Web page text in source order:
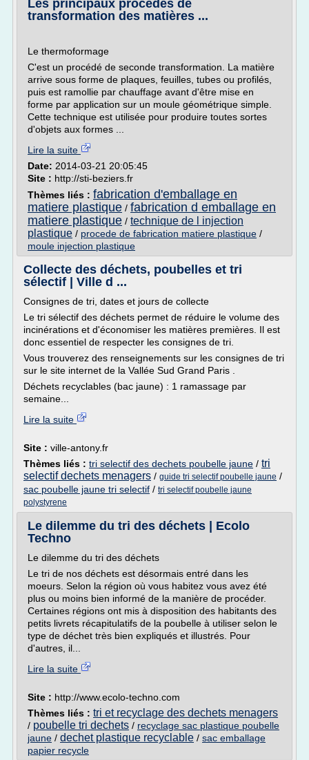
Les principaux procédés de
transformation des matières ...
Le thermoformage
C'est un procédé de seconde transformation. La matière
arrive sous forme de plaques, feuilles, tubes ou profilés,
puis est ramollie par chauffage avant d'être mise en
forme par application sur un moule géométrique simple.
Cette technique est utilisée pour produire toutes sortes
d'objets aux formes ...
Lire la suite
Date: 2014-03-21 20:05:45
Site : http://sti-beziers.fr
Thèmes liés : fabrication d'emballage en
matiere plastique / fabrication d emballage en
matiere plastique / technique de l injection
plastique / procede de fabrication matiere plastique /
moule injection plastique
Collecte des déchets, poubelles et tri
sélectif | Ville d ...
Consignes de tri, dates et jours de collecte
Le tri sélectif des déchets permet de réduire le volume des
incinérations et d'économiser les matières premières. Il est
donc essentiel de respecter les consignes de tri.
Vous trouverez des renseignements sur les consignes de tri
sur le site internet de la Vallée Sud Grand Paris .
Déchets recyclables (bac jaune) : 1 ramassage par
semaine...
Lire la suite
Site : ville-antony.fr
Thèmes liés : tri selectif des dechets poubelle jaune / tri
selectif dechets menagers / guide tri selectif poubelle jaune /
sac poubelle jaune tri selectif / tri selectif poubelle jaune
polystyrene
Le dilemme du tri des déchets | Ecolo
Techno
Le dilemme du tri des déchets
Le tri de nos déchets est désormais entré dans les
moeurs. Selon la région où vous habitez vous avez été
plus ou moins bien informé de la manière de procéder.
Certaines régions ont mis à disposition des habitants des
petits livrets récapitulatifs de la poubelle à utiliser selon le
type de déchet très bien expliqués et illustrés. Pour
d'autres, il...
Lire la suite
Site : http://www.ecolo-techno.com
Thèmes liés : tri et recyclage des dechets menagers
/ poubelle tri dechets / recyclage sac plastique poubelle
jaune / dechet plastique recyclable / sac emballage
papier recycle